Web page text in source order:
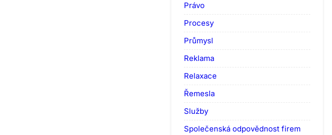
Právo
Procesy
Průmysl
Reklama
Relaxace
Řemesla
Služby
Společenská odpovědnost firem